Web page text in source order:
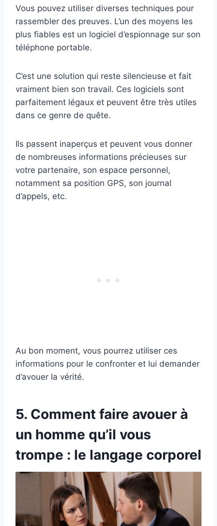
Vous pouvez utiliser diverses techniques pour
rassembler des preuves. L’un des moyens les
plus fiables est un logiciel d’espionnage sur son
téléphone portable.
C’est une solution qui reste silencieuse et fait
vraiment bien son travail. Ces logiciels sont
parfaitement légaux et peuvent être très utiles
dans ce genre de quête.
Ils passent inaperçus et peuvent vous donner
de nombreuses informations précieuses sur
votre partenaire, son espace personnel,
notamment sa position GPS, son journal
d’appels, etc.
Au bon moment, vous pourrez utiliser ces
informations pour le confronter et lui demander
d’avouer la vérité.
5. Comment faire avouer à
un homme qu’il vous
trompe : le langage corporel